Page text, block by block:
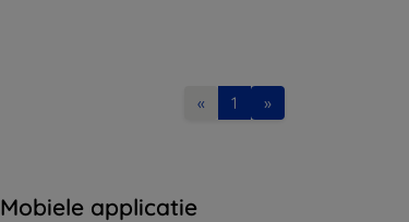
« 1 »
Mobiele applicatie